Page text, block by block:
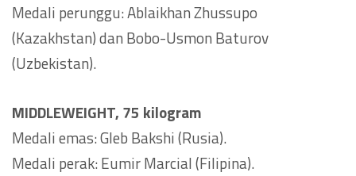
Medali perunggu: Ablaikhan Zhussupo
(Kazakhstan) dan Bobo-Usmon Baturov
(Uzbekistan).
MIDDLEWEIGHT, 75 kilogram
Medali emas: Gleb Bakshi (Rusia).
Medali perak: Eumir Marcial (Filipina).